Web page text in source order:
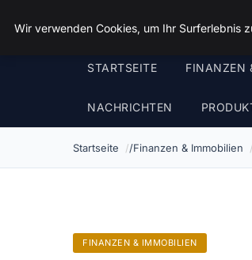
Spiele Wirtschaft
STARTSEITE FINANZEN
NACHRICHTEN
Startseite Finanzen & Immobilien
FINANZEN & IMMOBILIEN
Wir verwenden Cookies, um Ihr Surferlebnis